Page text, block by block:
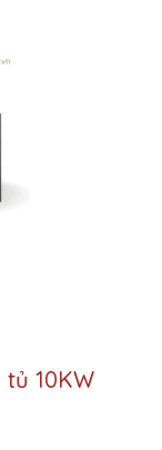
10KW